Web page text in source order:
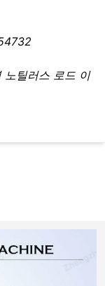
노틸러스 로드 이